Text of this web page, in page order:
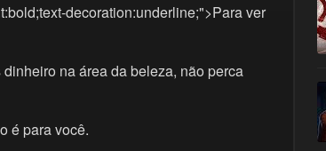
decoration:underline;">Para ver
na área da beleza, não perca
é para você.